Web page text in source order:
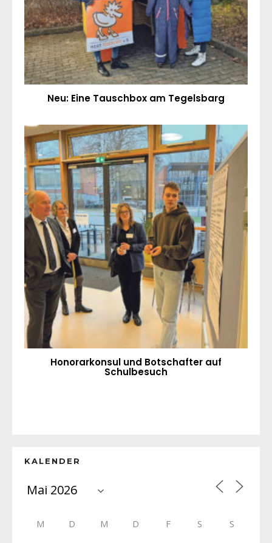
Neu: Eine Tauschbox am Tegelsbarg
Honorarkonsul und Botschafter auf
Schulbesuch
KALENDER
M D M D F S S